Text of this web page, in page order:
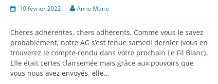
10 février 2022 Anne-Marie
Chères adhérentes, chers adhérents, Comme vous le savez
probablement, notre AG s’est tenue samedi dernier (vous en
trouverez le compte-rendu dans votre prochain Le Fil Blanc).
Elle était certes clairsemée mais grâce aux pouvoirs que
vous nous avez envoyés, elle…